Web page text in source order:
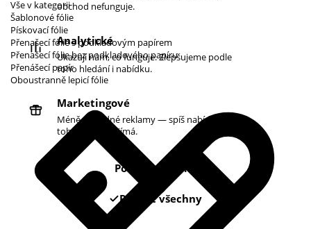
Vše v kategorii
Šablonové fólie
Pískovací fólie
Přenašecí fólie s podkladovým papírem
Přenašecí fólie bez podkladového papíru
Přenášecí papír
Oboustranně lepicí fólie
obchod nefunguje.
Analytické
Ukazují nám, co funguje. Zlepšujeme podle
toho hledání i nabídku.
Marketingové
Méně náhodné reklamy — spíš nabídky podle
toho, co vás zajímá.
Pouze nezbytné
Povolit všechny